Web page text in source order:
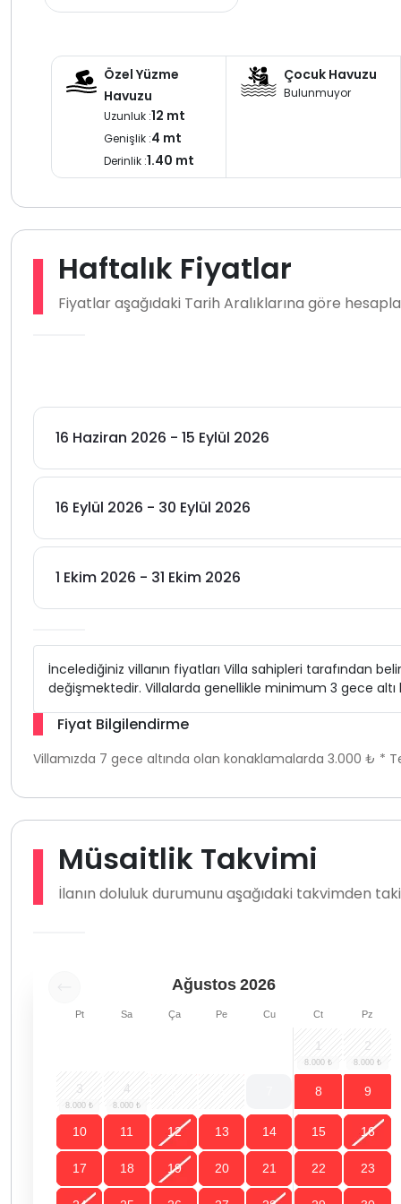
Özel Yüzme
Havuzu
Uzunluk :12 mt
Genişlik :4 mt
Derinlik :1.40 mt
Çocuk Havuzu
Bulunmuyor
Haftalık Fiyatlar
Fiyatlar aşağıdaki Tarih Aralıklarına göre
16 Haziran 2026 - 15 Eylül 2026
16 Eylül 2026 - 30 Eylül 2026
1 Ekim 2026 - 31 Ekim 2026
İncelediğiniz villanın fiyatları Villa sahipleri tarafından
değişmektedir. Villalarda genellikle minimum 3 gece
Fiyat Bilgilendirme
Villamızda 7 gece altında olan konaklamalarda 3.000 ₺ *
Müsaitlik Takvimi
İlanın doluluk durumunu aşağıdaki takvimden
Ağustos 2026
Pt Sa Ça Pe Cu Ct Pz
1 2
3 4 8 9
10 11 12 13 14 15 16
17 18 19 20 21 22 23